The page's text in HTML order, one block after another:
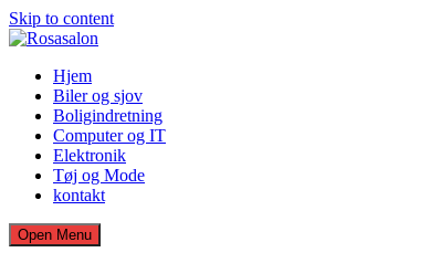
Skip to content
Hjem
Biler og sjov
Boligindretning
Computer og IT
Elektronik
Tøj og Mode
kontakt
Open Menu